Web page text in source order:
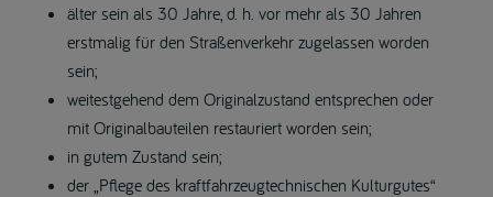
älter sein als 30 Jahre, d. h. vor mehr als 30 Jahren
erstmalig für den Straßenverkehr zugelassen worden
sein;
weitestgehend dem Originalzustand entsprechen oder
mit Originalbauteilen restauriert worden sein;
in gutem Zustand sein;
der „Pflege des kraftfahrzeugtechnischen Kulturgutes“